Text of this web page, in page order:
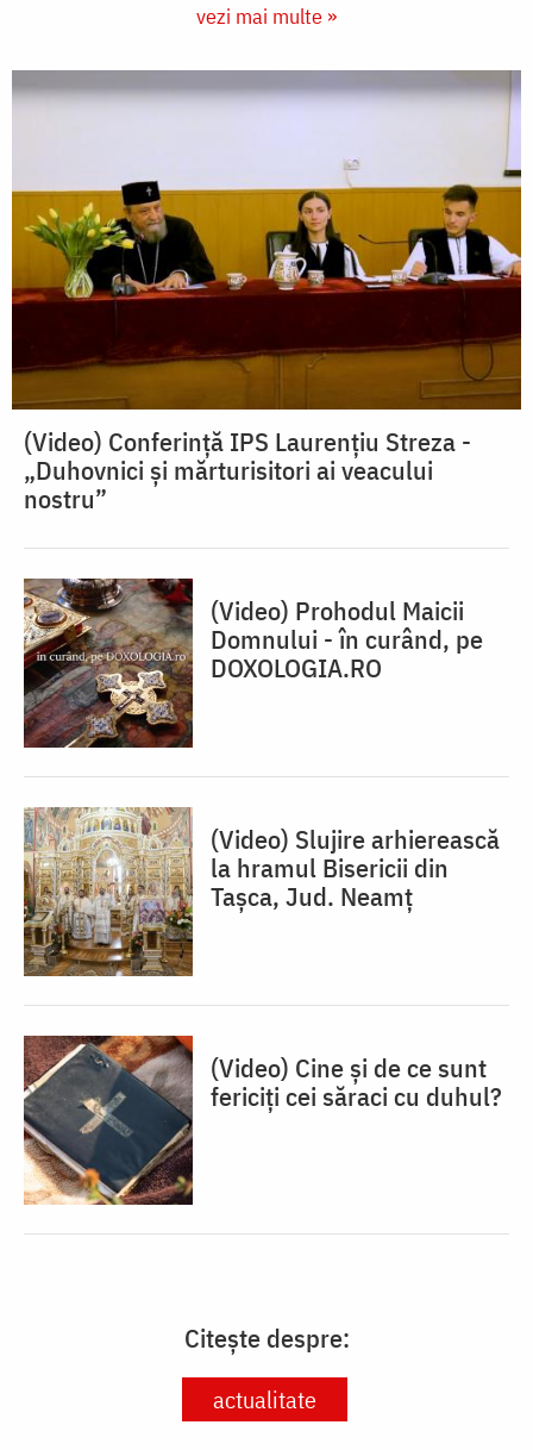
vezi mai multe »
(Video) Conferinţă IPS Laurențiu Streza -
„Duhovnici și mărturisitori ai veacului
nostru”
(Video) Prohodul Maicii
Domnului - în curând, pe
DOXOLOGIA.RO
(Video) Slujire arhierească
la hramul Bisericii din
Tașca, Jud. Neamț
(Video) Cine și de ce sunt
fericiți cei săraci cu duhul?
Citește despre:
actualitate